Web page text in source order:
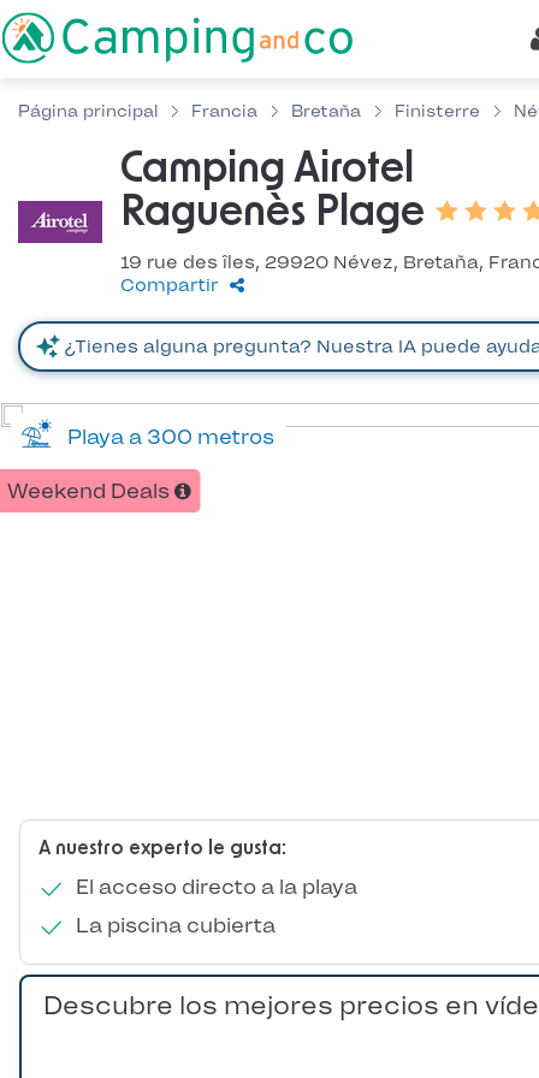
Página principal Francia Bretaña Finisterre
Camping Airotel
Raguenès Plage
19 rue des îles, 29920 Névez, Bretaña,
Compartir
A nuestro experto le gusta:
El acceso directo a la playa
La piscina cubierta
Weekend Deals
Playa a 300 metros
Descubre los mejores precios en